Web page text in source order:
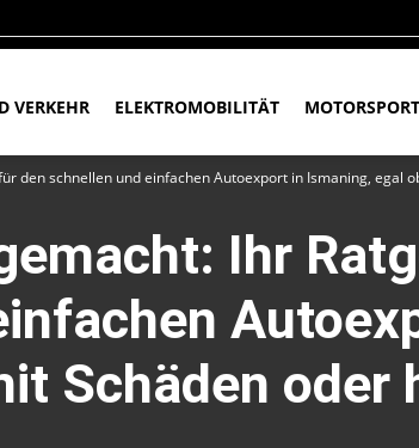
VERKEHR ELEKTROMOBILITÄT MOTORSPORT
den schnellen und einfachen Autoexport in Ismaning, egal
Ihr
Schäden oder